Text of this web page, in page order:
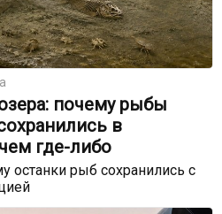
почему рыбы
в
где-либо
останки рыб сохранились с